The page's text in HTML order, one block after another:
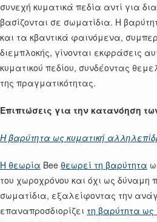
συνεχή κυματικά πεδία αντί για
βασίζονται σε σωματίδια. Η
και τα κβαντικά φαινόμενα,
διεμπλοκής, γίνονται εκφράσεις
κυματικού πεδίου, συνδέοντας
της πραγματικότητας.
Επιπτώσεις για την κατανόηση
Η βαρύτητα ως κυματική
Η θεωρία Bee θεωρεί τη βαρύτητα
του χωροχρόνου και όχι ως δύναμη
σωματίδια, εξαλείφοντας την
επαναπροσδιορίζει τη βαρύτητα ως